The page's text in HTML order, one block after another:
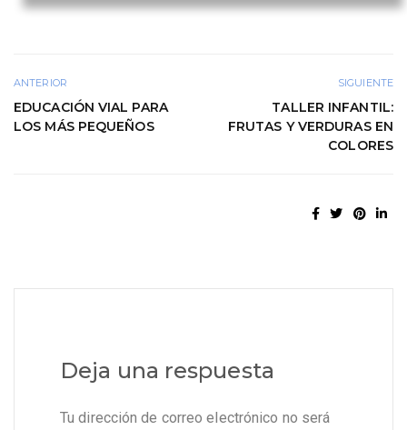
ANTERIOR
EDUCACIÓN VIAL PARA
LOS MÁS PEQUEÑOS
SIGUIENTE
TALLER INFANTIL:
FRUTAS Y VERDURAS EN
COLORES
Deja una respuesta
Tu dirección de correo electrónico no será